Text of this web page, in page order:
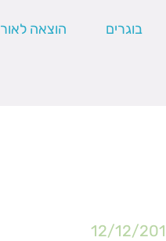
בוגרים הוצאה לאור
12/12/